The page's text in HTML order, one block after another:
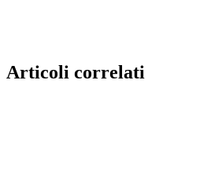
Articoli correlati